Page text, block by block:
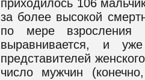
приходилось 106
за более высокой
по мере взросления
выравнивается, и
представителей
число мужчин